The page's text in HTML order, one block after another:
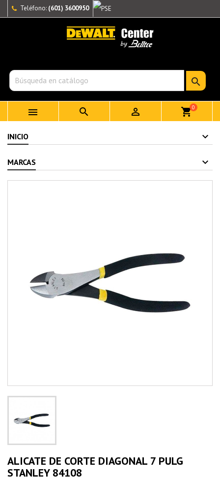
Teléfono: (601) 3600950

   shopping_cart0
INICIO
MARCAS
ALICATE DE CORTE DIAGONAL 7 PULG
STANLEY 84108